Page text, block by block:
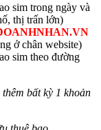
sim trong ngày và
thị trấn lớn)
ở chân website)
sim theo đường
bất kỳ 1 khoản